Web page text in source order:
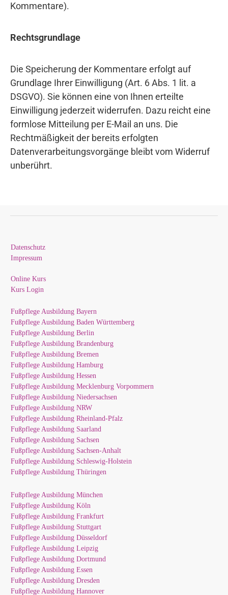
Kommentare).
Rechtsgrundlage
Die Speicherung der Kommentare erfolgt auf
Grundlage Ihrer Einwilligung (Art. 6 Abs. 1 lit. a
DSGVO). Sie können eine von Ihnen erteilte
Einwilligung jederzeit widerrufen. Dazu reicht eine
formlose Mitteilung per E-Mail an uns. Die
Rechtmäßigkeit der bereits erfolgten
Datenverarbeitungsvorgänge bleibt vom Widerruf
unberührt.
Datenschutz
Impressum
Online Kurs
Kurs Login
Fußpflege Ausbildung Bayern
Fußpflege Ausbildung Baden Württemberg
Fußpflege Ausbildung Berlin
Fußpflege Ausbildung Brandenburg
Fußpflege Ausbildung Bremen
Fußpflege Ausbildung Hamburg
Fußpflege Ausbildung Hessen
Fußpflege Ausbildung Mecklenburg Vorpommern
Fußpflege Ausbildung Niedersachsen
Fußpflege Ausbildung NRW
Fußpflege Ausbildung Rheinland-Pfalz
Fußpflege Ausbildung Saarland
Fußpflege Ausbildung Sachsen
Fußpflege Ausbildung Sachsen-Anhalt
Fußpflege Ausbildung Schleswig-Holstein
Fußpflege Ausbildung Thüringen
Fußpflege Ausbildung München
Fußpflege Ausbildung Köln
Fußpflege Ausbildung Frankfurt
Fußpflege Ausbildung Stuttgart
Fußpflege Ausbildung Düsseldorf
Fußpflege Ausbildung Leipzig
Fußpflege Ausbildung Dortmund
Fußpflege Ausbildung Essen
Fußpflege Ausbildung Dresden
Fußpflege Ausbildung Hannover